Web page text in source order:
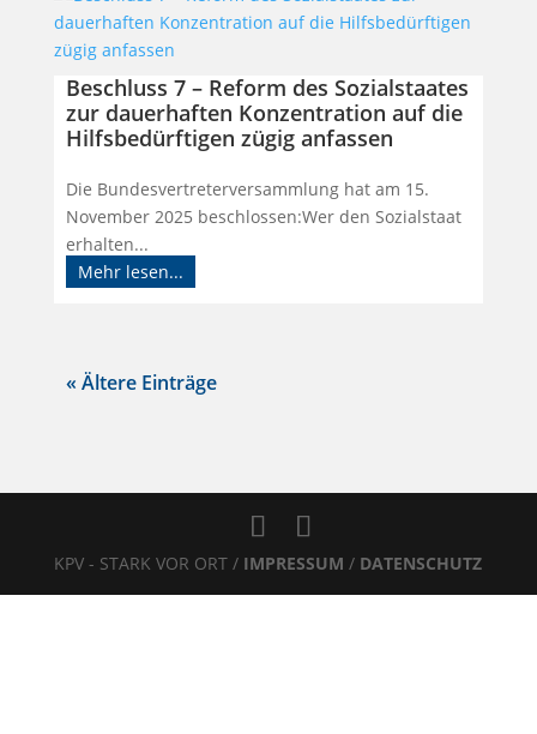
Beschluss 7 – Reform des Sozialstaates
zur dauerhaften Konzentration auf die
Hilfsbedürftigen zügig anfassen
Die Bundesvertreterversammlung hat am 15.
November 2025 beschlossen:Wer den Sozialstaat
erhalten...
Mehr lesen...
« Ältere Einträge
KPV - STARK VOR ORT / IMPRESSUM/ DATENSCHUTZ